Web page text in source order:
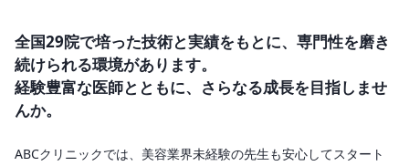
全国29院で培った技術と実績をもとに、専門性を磨き
続けられる環境があります。
経験豊富な医師とともに、さらなる成長を目指しませ
んか。
ABCクリニックでは、美容業界未経験の先生も安心してスタート